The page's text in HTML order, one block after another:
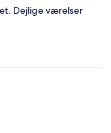
Dejlige værelser